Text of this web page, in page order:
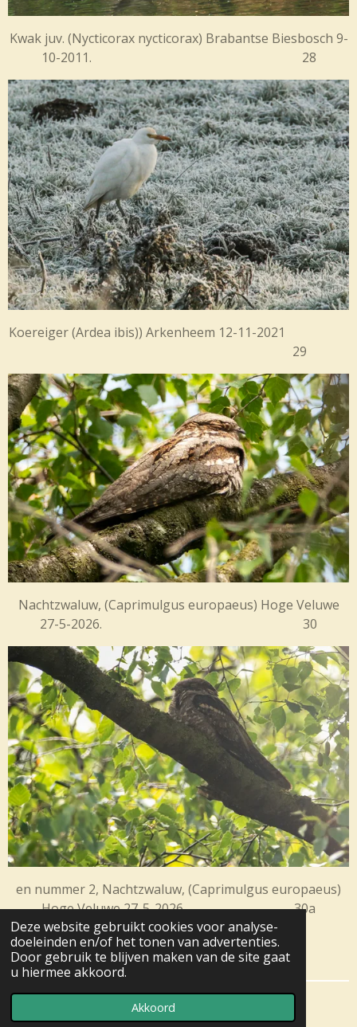
Deze website gebruikt cookies voor analyse-
doeleinden en/of het tonen van advertenties.
Door gebruik te blijven maken van de site gaat
u hiermee akkoord.
Akkoord
Kwak juv. (Nycticorax nycticorax) Brabantse Biesbosch 9-
10-2011. 28
Koereiger (Ardea ibis)) Arkenheem 12-11-2021
29
Nachtzwaluw, (Caprimulgus europaeus) Hoge Veluwe
27-5-2026. 30
en nummer 2, Nachtzwaluw, (Caprimulgus europaeus)
Hoge Veluwe 27-5-2026. 30a
Home
© 2020 - 2026 Ticklish creepers